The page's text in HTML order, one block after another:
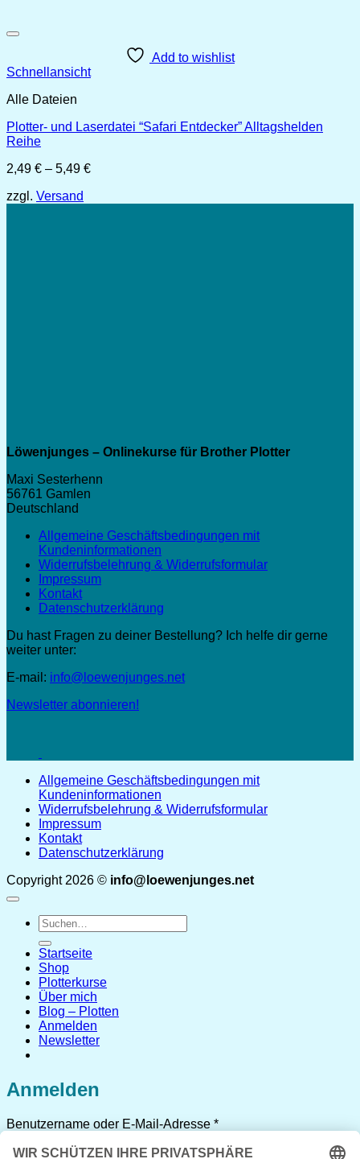
Add to wishlist
Schnellansicht
Alle Dateien
Plotter- und Laserdatei “Safari Entdecker” Alltagshelden
Reihe
2,49 € – 5,49 €Preisspanne:
zzgl. Versand
Löwenjunges – Onlinekurse für Brother Plotter
Maxi Sesterhenn
56761 Gamlen
Deutschland
Allgemeine Geschäftsbedingungen mit
Kundeninformationen
Widerrufsbelehrung & Widerrufsformular
Impressum
Kontakt
Datenschutzerklärung
Du hast Fragen zu deiner Bestellung? Ich helfe dir gerne
weiter unter:
E-mail: info@loewenjunges.net
Newsletter abonnieren!
Allgemeine Geschäftsbedingungen mit
Kundeninformationen
Widerrufsbelehrung & Widerrufsformular
Impressum
Kontakt
Datenschutzerklärung
Copyright 2026 © info@loewenjunges.net
Suchen
nach:
Startseite
Shop
Plotterkurse
Über mich
Blog – Plotten
Anmelden
Newsletter
Anmelden
Benutzername oder E-Mail-Adresse *Erforderlich